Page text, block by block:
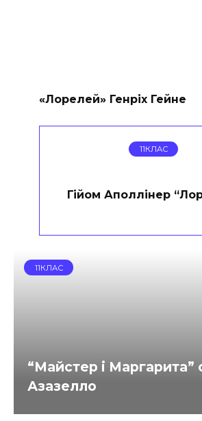
«Лорелей» Генріх Гейне
11КЛАС
Гійом Аполлінер
11КЛАС
“Майстер і Маргарита”
Азазелло